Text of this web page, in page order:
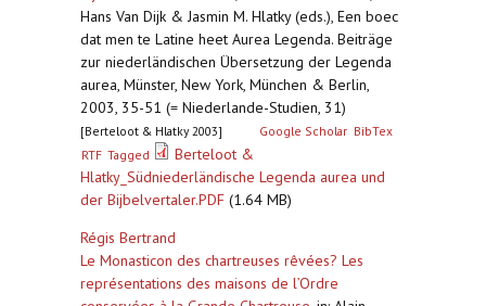
Hans Van Dijk & Jasmin M. Hlatky (eds.), Een boec
dat men te Latine heet Aurea Legenda. Beiträge
zur niederländischen Übersetzung der Legenda
aurea, Münster, New York, München & Berlin,
2003, 35-51 (= Niederlande-Studien, 31)
[Berteloot & Hlatky 2003] Google Scholar BibTex
RTF Tagged
Berteloot &
Hlatky_Südniederländische Legenda aurea und
der Bijbelvertaler.PDF (1.64 MB)
Régis Bertrand
Le Monasticon des chartreuses rêvées? Les
représentations des maisons de l’Ordre